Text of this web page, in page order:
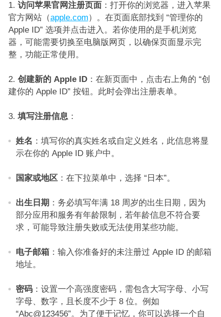
访问苹果官网注册页面：打开你的浏览器，进入苹果
官方网站（apple.com）。在页面底部找到 “管理你的
Apple ID” 选项并点击进入。若你使用的是手机浏览
器，可能需要切换至电脑版网页，以确保页面显示完
整，功能正常使用。​
创建新的 Apple ID：在新页面中，点击右上角的 “创
建你的 Apple ID” 按钮。此时会弹出注册表单。​
填写注册信息 ：​
姓名 ：填写你的真实姓名或自定义姓名，此信息将显
示在你的 Apple ID 账户中。​
国家或地区：在下拉菜单中，选择 “日本”。​
出生日期 ：务必填写年满 18 周岁的出生日期，因为
部分应用和服务有年龄限制，若年龄信息不符合要
求，可能导致注册失败或无法使用某些功能。​
电子邮箱：输入你准备好的未注册过 Apple ID 的邮箱
地址。​
密码：设置一个高强度密码，需包含大写字母、小写
字母、数字，且长度不少于 8 位。例如
“Abc@123456”。为了便于记忆，你可以选择一个自